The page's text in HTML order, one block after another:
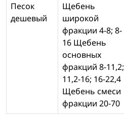
Песок
дешевый
Щебень
широкой
фракции 4-8; 8-
16 Щебень
основных
фракций 8-11,2;
11,2-16; 16-22,4
Щебень смеси
фракции 20-70